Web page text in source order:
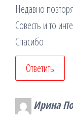
Недавно
Совесть и то
Спасибо
Ответить
Ирина